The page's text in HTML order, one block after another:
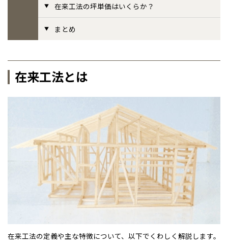
グループ会社紹介
採用情報
在来工法の坪単価はいくらか？
まとめ
在来工法とは
在来工法の定義や主な特徴について、以下でくわしく解説します。